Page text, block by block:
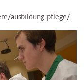
ausbildung-pflege/